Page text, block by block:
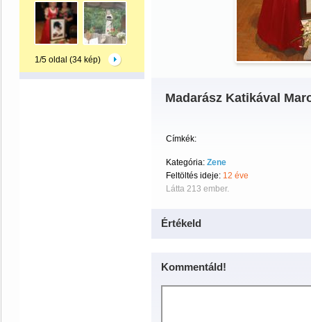
1/5 oldal (34 kép)
Madarász Katikával
Címkék:
Kategória: Zene
Feltöltés ideje: 12 éve
Látta 213 ember.
Értékeld
Kommentáld!